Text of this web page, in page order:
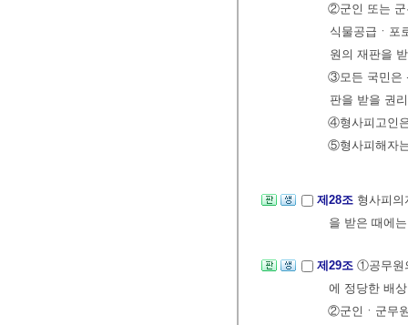
②군인 또는 군
식물공급ㆍ포
원의 재판을
③모든 국민은
판을 받을 권
④형사피고인
⑤형사피해자
제28조 형사피
을 받은 때에
제29조 ①공무원
에 정당한 배
②군인ㆍ군무